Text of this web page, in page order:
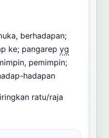
berhadapan;
ke; pangarep yg
pemimpin;
hadapan
ratu/raja